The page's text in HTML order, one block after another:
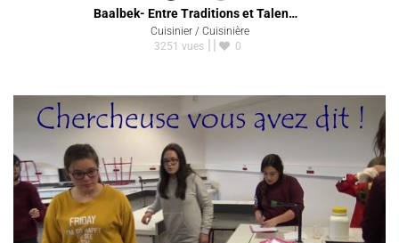
Baalbek- Entre Traditions et Talen…
Cuisinier / Cuisinière
3251 vues
0